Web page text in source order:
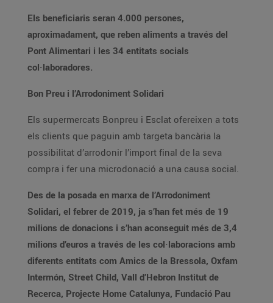
Els beneficiaris seran 4.000 persones,
aproximadament, que reben aliments a través del
Pont Alimentari i les 34 entitats socials
col·laboradores.
Bon Preu i l’Arrodoniment Solidari
Els supermercats Bonpreu i Esclat ofereixen a tots
els clients que paguin amb targeta bancària la
possibilitat d’arrodonir l’import final de la seva
compra i fer una microdonació a una causa social.
Des de la posada en marxa de l’Arrodoniment
Solidari, el febrer de 2019, ja s’han fet més de 19
milions de donacions i s’han aconseguit més de 3,4
milions d’euros a través de les col·laboracions amb
diferents entitats com Amics de la Bressola, Oxfam
Intermón, Street Child, Vall d’Hebron Institut de
Recerca, Projecte Home Catalunya, Fundació Pau